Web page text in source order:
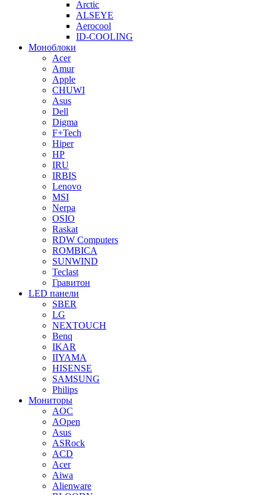
Arctic
ALSEYE
Aerocool
ID-COOLING
Моноблоки
Acer
Amur
Apple
CHUWI
Asus
Dell
Digma
F+Tech
Hiper
HP
IRU
IRBIS
Lenovo
MSI
Nerpa
OSIO
Raskat
RDW Computers
ROMBICA
SUNWIND
Teclast
Гравитон
LED панели
SBER
LG
NEXTOUCH
Benq
IKAR
IIYAMA
HISENSE
SAMSUNG
Philips
Мониторы
AOC
AOpen
Asus
ASRock
ACD
Acer
Aiwa
Alienware